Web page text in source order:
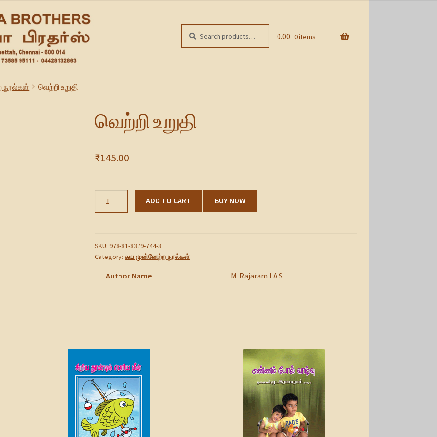
0.00 0 items
for:
நூல்கள் வெற்றி உறுதி
வெற்றி உறுதி
₹145.00
ADD TO CART BUY NOW
SKU:978-81-8379-744-3
Category:சுய முன்னேற்ற நூல்கள்
Author Name M. Rajaram I.A.S